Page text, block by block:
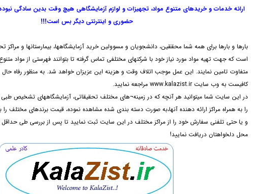
ارائه خدمات و خریدهای متنوع مواد، تجهیزات و لوازم آزمایشگاهی هیچ وقت بدین سادگی
حضوری و اینترنتی دیگر بس است!!!
بارها و بارها برای همه شما محققین، دانشجویان و مسوولین خرید آزمایشگاهها، بیمارستانها و
است که جهت تهیه مواد مورد نیاز خود با شرکتهای مختلفی تماس گرفته تا بتوانند فهرستی از مواد
متفاوت تامین نمایند. این عمل موجب اتلاف وقت و هزینه این عزیزان خواهد شد. به منظور رفاه
کافیست به وب سایت www.kalazist.ir مراجعه نمایید.
در این سایت شما میتوانید هر آنچه که در زمینه¬های مختلف تحقیقاتی، آزمایشگاههای تشخیص
را به همراه مراکز ارائه دهنده آنها،به صورت دسته بندی شده مشاهده نموده، قیمت برندهای مختلف
و یا حتی تلفنی سفارش خود را از مراکز مختلف در این سایت ثبت نمایید تا پس از بررسی طی
محل دلخواهتان دریافت نمایید!